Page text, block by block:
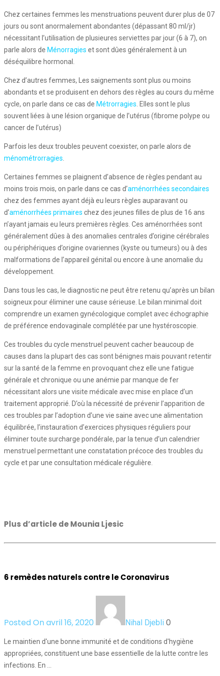
Chez certaines femmes les menstruations peuvent durer plus de 07
jours ou sont anormalement abondantes (dépassant 80 ml/jr)
nécessitant l’utilisation de plusieures serviettes par jour (6 à 7), on
parle alors de Ménorragies et sont dûes généralement à un
déséquilibre hormonal.
Chez d’autres femmes, Les saignements sont plus ou moins
abondants et se produisent en dehors des règles au cours du même
cycle, on parle dans ce cas de Métrorragies . Elles sont le plus
souvent liées à une lésion organique de l’utérus (fibrome polype ou
cancer de l’utérus)
Parfois les deux troubles peuvent coexister, on parle alors de
ménométrorragies
Certaines femmes se plaignent d’absence de règles pendant au
moins trois mois, on parle dans ce cas d’aménorrhées secondaires
chez des femmes ayant déjà eu leurs règles auparavant ou
d’aménorrhées primaires chez des jeunes filles de plus de 16 ans
n’ayant jamais eu leurs premières règles. Ces aménorrhées sont
généralement dûes à des anomalies centrales d’origine cérébrales
ou périphériques d’origine ovariennes (kyste ou tumeurs) ou à des
malformations de l’appareil génital ou encore à une anomalie du
développement.
Dans tous les cas, le diagnostic ne peut être retenu qu’après un bilan
soigneux pour éliminer une cause sérieuse. Le bilan minimal doit
comprendre un examen gynécologique complet avec échographie
de préférence endovaginale complétée par une hystéroscopie.
Ces troubles du cycle menstruel peuvent cacher beaucoup de
causes dans la plupart des cas sont bénignes mais pouvant retentir
sur la santé de la femme en provoquant chez elle une fatigue
générale et chronique ou une anémie par manque de fer
nécessitant alors une visite médicale avec mise en place d’un
traitement approprié. D’où la nécessité de prévenir l’apparition de
ces troubles par l’adoption d’une vie saine avec une alimentation
équilibrée, l’instauration d’exercices physiques réguliers pour
éliminer toute surcharge pondérale, par la tenue d’un calendrier
menstruel permettant une constatation précoce des troubles du
cycle et par une consultation médicale régulière.
Plus d’article de Mounia Ljesic
6 remèdes naturels contre le Coronavirus
Posted On avril 16, 2020 Nihal Djebli 0
Le maintien d'une bonne immunité et de conditions d'hygiène
appropriées, constituent une base essentielle de la lutte contre les
infections. En …